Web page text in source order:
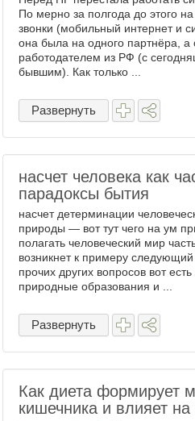
По мерно за полгода до этого
звонки (мобильный интернет и
она была на одного партнёра, а
работодателем из РФ (с
бывшим). Как только ...
Развернуть
насчет человека как
парадоксы бытия
насчет детерминации
природы — вот тут чего на ум
полагать человеческий мир
возникнет к примеру
прочих других вопросов вот
природные образования и ...
Развернуть
Как диета формирует
кишечника и влияет на